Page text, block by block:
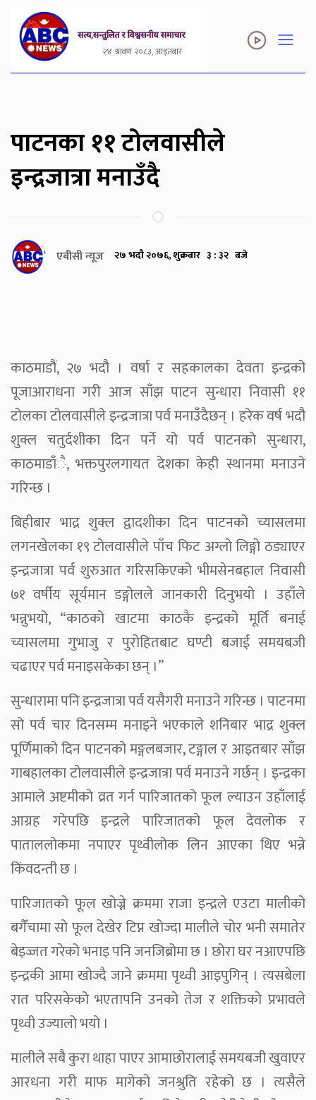
२४ श्रावण २०८३, आइतबार
पाटनका ११ टोलवासीले
इन्द्रजात्रा मनाउँदै
एबीसी न्यूज २७ भदौ २०७६, शुक्रबार ३ : ३२ बजे
काठमाडौं, २७ भदौ । वर्षा र सहकालका देवता इन्द्रको
पूजाआराधना गरी आज साँझ पाटन सुन्धारा निवासी ११
टोलका टोलवासीले इन्द्रजात्रा पर्व मनाउँदैछन् । हरेक वर्ष भदौ
शुक्ल चतुर्दशीका दिन पर्ने यो पर्व पाटनको सुन्धारा,
काठमाडाँै, भक्तपुरलगायत देशका केही स्थानमा मनाउने
गरिन्छ ।
बिहीबार भाद्र शुक्ल द्वादशीका दिन पाटनको च्यासलमा
लगनखेलका १९ टोलवासीले पाँच फिट अग्लो लिङ्गो ठड्याएर
इन्द्रजात्रा पर्व शुरुआत गरिसकिएको भीमसेनबहाल निवासी
७१ वर्षीय सूर्यमान डङ्गोलले जानकारी दिनुभयो । उहाँले
भन्नुभयो, “काठको खाटमा काठकै इन्द्रको मूर्ति बनाई
च्यासलमा गुभाजु र पुरोहितबाट घण्टी बजाई समयबजी
चढाएर पर्व मनाइसकेका छन् ।”
सुन्धारामा पनि इन्द्रजात्रा पर्व यसैगरी मनाउने गरिन्छ । पाटनमा
सो पर्व चार दिनसम्म मनाइने भएकाले शनिबार भाद्र शुक्ल
पूर्णिमाको दिन पाटनको मङ्गलबजार, टङ्गाल र आइतबार साँझ
गाबहालका टोलवासीले इन्द्रजात्रा पर्व मनाउने गर्छन् । इन्द्रका
आमाले अष्टमीको व्रत गर्न पारिजातको फूल ल्याउन उहाँलाई
आग्रह गरेपछि इन्द्रले पारिजातको फूल देवलोक र
पाताललोकमा नपाएर पृथ्वीलोक लिन आएका थिए भन्ने
किंवदन्ती छ ।
पारिजातको फूल खोज्ने क्रममा राजा इन्द्रले एउटा मालीको
बगैँचामा सो फूल देखेर टिप्न खोज्दा मालीले चोर भनी समातेर
बेइज्जत गरेको भनाइ पनि जनजिब्रोमा छ । छोरा घर नआएपछि
इन्द्रकी आमा खोज्दै जाने क्रममा पृथ्वी आइपुगिन् । त्यसबेला
रात परिसकेको भएतापनि उनको तेज र शक्तिको प्रभावले
पृथ्वी उज्यालो भयो ।
मालीले सबै कुरा थाहा पाएर आमाछोरालाई समयबजी खुवाएर
आरधना गरी माफ मागेको जनश्रुति रहेको छ । त्यसैले